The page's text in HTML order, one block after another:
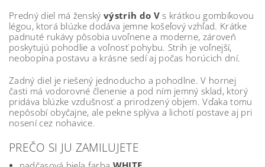
Predný diel má ženskývýstrih do Vs krátkou gombíkovou
légou, ktorá blúzke dodáva jemne košeľový vzhľad. Krátke
padnuté rukávy pôsobia uvoľnene a moderne, zároveň
poskytujú pohodlie a voľnosť pohybu. Strih je voľnejší,
neobopína postavu a krásne sedí aj počas horúcich dní.
Zadný diel je riešený jednoducho a pohodlne. V hornej
časti má vodorovné členenie a pod ním jemný sklad, ktorý
pridáva blúzke vzdušnosť a prirodzený objem. Vďaka tomu
nepôsobí obyčajne, ale pekne splýva a lichotí postave aj pri
nosení cez nohavice.
PREČO SI JU ZAMILUJETE